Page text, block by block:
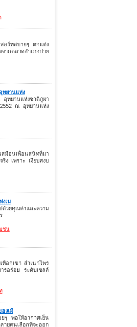
อร์ทสบายๆ ตกแต่ง
ากตลาดอำเภอปาย
ทยานแห่ง
อุทยานแห่งชาติภูผา
ณ อุทยานแห่ง
มือนเพื่อนสนิทที่มา
ง เพราะ เงียบสงบ
เม
ด้วยคุณค่าและความ
ชน
อกเขา ลำเนาไพร
รอร่อย ระดับเชลล์
งเมื
ๆ พอให้อากาศเย็น
ายคนเลือกที่จะออก